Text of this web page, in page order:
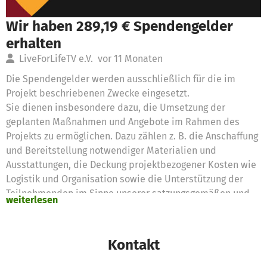
Wir haben 289,19 € Spendengelder
erhalten
LiveForLifeTV e.V. vor 11 Monaten
Die Spendengelder werden ausschließlich für die im
Projekt beschriebenen Zwecke eingesetzt.
Sie dienen insbesondere dazu, die Umsetzung der
geplanten Maßnahmen und Angebote im Rahmen des
Projekts zu ermöglichen. Dazu zählen z. B. die Anschaffung
und Bereitstellung notwendiger Materialien und
Ausstattungen, die Deckung projektbezogener Kosten wie
Logistik und Organisation sowie die Unterstützung der
Teilnehmenden im Sinne unserer satzungsgemäßen und
auf der Projektseite erläutert und aktualisiert. Die
zweckgebundene Verwendung der Spendengelder bleibt
weiterlesen
Kontakt